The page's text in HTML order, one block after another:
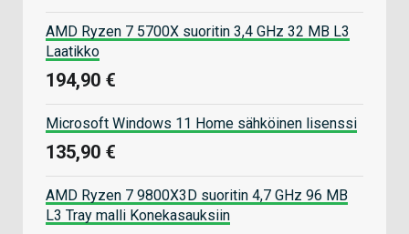
AMD Ryzen 7 5700X suoritin 3,4 GHz 32 MB L3
Laatikko
194,90 €
Microsoft Windows 11 Home sähköinen lisenssi
135,90 €
AMD Ryzen 7 9800X3D suoritin 4,7 GHz 96 MB
L3 Tray malli Konekasauksiin